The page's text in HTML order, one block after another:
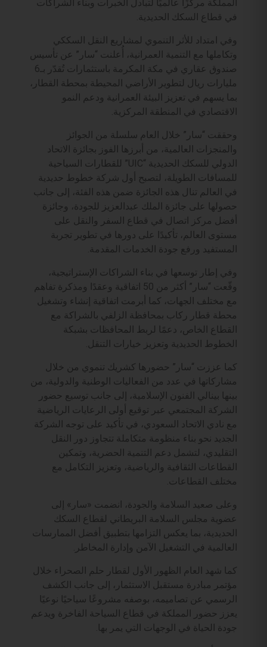
المملكة مركزًا عالميًا لتبادل الخبرات وبناء الشراكات
في قطاع السكك الحديدية.
وفي امتداد للأثر التنموي لمشاريع النقل السككي
وتكاملها مع التنمية العمرانية، أُعلنت “سار” عن تأسيس
صندوق عقاري في مكة المكرمة باستثمارات تُقدّر بـ6
مليارات ريال لتطوير الأراضي المحيطة بمحطة القطار،
بما يسهم في تعزيز البيئة العمرانية ودعم النمو
الاقتصادي في المنطقة المركزية.
وحققت “سار” خلال العام سلسلة من الجوائز
والمنجزات العالمية، من أبرزها الفوز بجائزة الاتحاد
الدولي للسكك الحديدية “UIC” للقطارات السياحية
للمسافات الطويلة، لتصبح أول شركة خطوط حديدية
في العالم تنال هذه الجائزة ضمن هذه الفئة، إلى جانب
حصولها على جائزة الملك عبدالعزيز للجودة، وجائزة
أفضل مركز اتصال في قطاع السفر والنقل على
مستوى العالم، تأكيدًا على دورها في تطوير تجربة
المستفيد ورفع جودة الخدمات المقدمة.
وفي إطار توسعها في بناء الشراكات الإستراتيجية،
وقّعت “سار” أكثر من 50 اتفاقية وعقدًا ومذكرة تفاهم
مع مختلف الجهات، كما أبرمت اتفاقية إنشاء وتشغيل
محطة قطار ركاب بمحافظة الزلفي بالشراكة مع
القطاع الخاص، دعمًا لربط المحافظات بشبكة
الخطوط الحديدية وتعزيز خيارات التنقل.
كما عززت “سار” حضورها كشريك تنموي من خلال
مشاركاتها في عدد من الفعاليات الوطنية والدولية، من
بينها بينالي الفنون الإسلامية، إلى جانب توسيع حضور
الشركة المجتمعي عبر توقيع أولى الرعايات الرياضية
مع نادي الاتحاد السعودي، في تأكيد على توجه الشركة
الجديد نحو بناء منظومة متكاملة تتجاوز دور النقل
التقليدي، لتشمل دعم التنمية الحضرية، وتمكين
القطاعات الثقافية والرياضية، وتعزيز التكامل مع
مختلف القطاعات.
وعلى صعيد السلامة والجودة، انضمت «سار» إلى
عضوية مجلس السلامة البريطاني لقطاع السكك
الحديدية، بما يعكس التزامها بتطبيق أفضل الممارسات
العالمية في التشغيل الآمن وإدارة المخاطر.
كما شهد العام الظهور الأول لقطار حلم الصحراء خلال
مؤتمر مبادرة مستقبل الاستثمار، إلى جانب الكشف
الرسمي عن تصاميمه، بوصفه مشروعًا سياحيًا نوعيًا
يعزز حضور المملكة في قطاع السياحة الفاخرة ويدعم
جودة الحياة في الوجهات التي يمر بها.